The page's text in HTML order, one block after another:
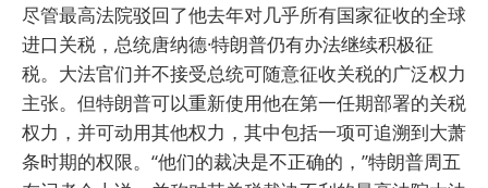
尽管最高法院驳回了他去年对几乎所有国家征收的全球
进口关税，总统唐纳德·特朗普仍有办法继续积极征
税。大法官们并不接受总统可随意征收关税的广泛权力
主张。但特朗普可以重新使用他在第一任期部署的关税
权力，并可动用其他权力，其中包括一项可追溯到大萧
条时期的权限。“他们的裁决是不正确的，”特朗普周五